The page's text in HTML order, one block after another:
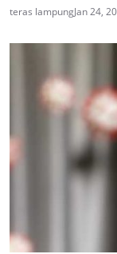
teras lampungJan 24,